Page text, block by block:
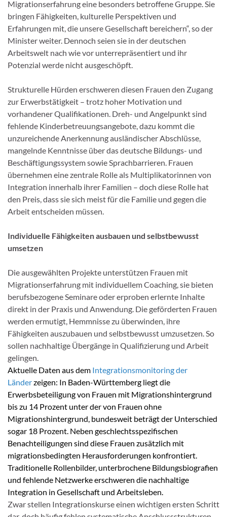
Migrationserfahrung eine besonders betroffene Gruppe. Sie
bringen Fähigkeiten, kulturelle Perspektiven und
Erfahrungen mit, die unsere Gesellschaft bereichern“, so der
Minister weiter. Dennoch seien sie in der deutschen
Arbeitswelt nach wie vor unterrepräsentiert und ihr
Potenzial werde nicht ausgeschöpft.
Strukturelle Hürden erschweren diesen Frauen den Zugang
zur Erwerbstätigkeit – trotz hoher Motivation und
vorhandener Qualifikationen. Dreh- und Angelpunkt sind
fehlende Kinderbetreuungsangebote, dazu kommt die
unzureichende Anerkennung ausländischer Abschlüsse,
mangelnde Kenntnisse über das deutsche Bildungs- und
Beschäftigungssystem sowie Sprachbarrieren. Frauen
übernehmen eine zentrale Rolle als Multiplikatorinnen von
Integration innerhalb ihrer Familien – doch diese Rolle hat
den Preis, dass sie sich meist für die Familie und gegen die
Arbeit entscheiden müssen.
Individuelle Fähigkeiten ausbauen und selbstbewusst
umsetzen
Die ausgewählten Projekte unterstützen Frauen mit
Migrationserfahrung mit individuellem Coaching, sie bieten
berufsbezogene Seminare oder erproben erlernte Inhalte
direkt in der Praxis und Anwendung. Die geförderten Frauen
werden ermutigt, Hemmnisse zu überwinden, ihre
Fähigkeiten auszubauen und selbstbewusst umzusetzen. So
sollen nachhaltige Übergänge in Qualifizierung und Arbeit
gelingen.
Aktuelle Daten aus dem Integrationsmonitoring der
Länderzeigen: In Baden-Württemberg liegt die
Erwerbsbeteiligung von Frauen mit Migrationshintergrund
bis zu 14 Prozent unter der von Frauen ohne
Migrationshintergrund, bundesweit beträgt der Unterschied
sogar 18 Prozent. Neben geschlechtsspezifischen
Benachteiligungen sind diese Frauen zusätzlich mit
migrationsbedingten Herausforderungen konfrontiert.
Traditionelle Rollenbilder, unterbrochene Bildungsbiografien
und fehlende Netzwerke erschweren die nachhaltige
Integration in Gesellschaft und Arbeitsleben.
Zwar stellen Integrationskurse einen wichtigen ersten Schritt